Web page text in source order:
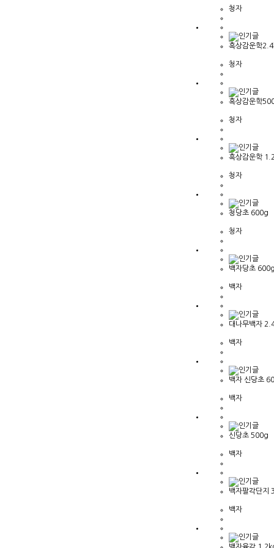
청자
흑상감운학
청자
흑상감운학
청자
흑상감운학
청자
청당초 600g
청자
백자당초 600g
백자
대나무백자
백자
백자 신당초
백자
신당초 500g
백자
백자팔각단지
백자